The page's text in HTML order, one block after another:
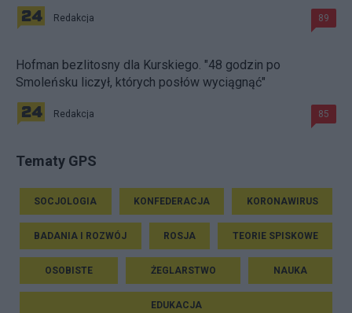
Redakcja 89
Hofman bezlitosny dla Kurskiego. "48 godzin po
Smoleńsku liczył, których posłów wyciągnąć"
Redakcja 85
Tematy GPS
SOCJOLOGIA KONFEDERACJA KORONAWIRUS
BADANIA I ROZWÓJ ROSJA TEORIE SPISKOWE
OSOBISTE ŻEGLARSTWO NAUKA
EDUKACJA